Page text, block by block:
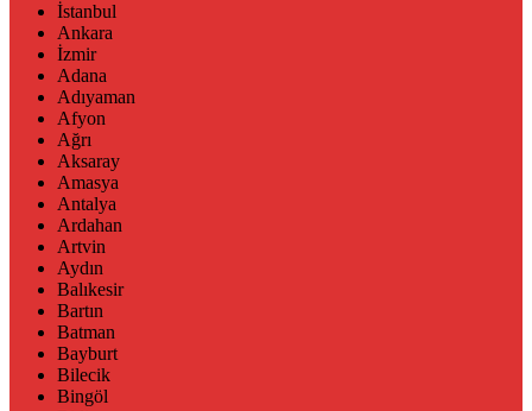
İstanbul
Ankara
İzmir
Adana
Adıyaman
Afyon
Ağrı
Aksaray
Amasya
Antalya
Ardahan
Artvin
Aydın
Balıkesir
Bartın
Batman
Bayburt
Bilecik
Bingöl